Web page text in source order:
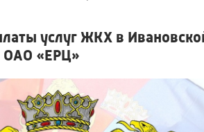
услуг ЖКХ в
ОАО «ЕРЦ»